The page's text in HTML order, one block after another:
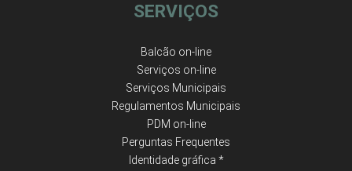
SERVIÇOS
Balcão on-line
Serviços on-line
Serviços Municipais
Regulamentos Municipais
PDM on-line
Perguntas Frequentes
Identidade gráfica *